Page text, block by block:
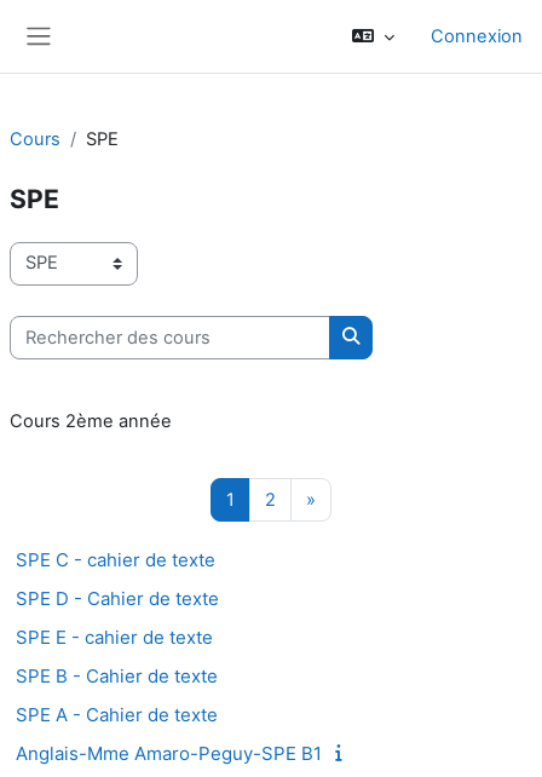
Connexion
Cours SPE
SPE
Catégories de cours
Rechercher des cours
Rechercher des cours
Cours 2ème année
1 Page 1
2 Page 2
»
SPE C - cahier de texte
SPE D - Cahier de texte
SPE E - cahier de texte
SPE B - Cahier de texte
SPE A - Cahier de texte
Anglais-Mme Amaro-Peguy-SPE B1